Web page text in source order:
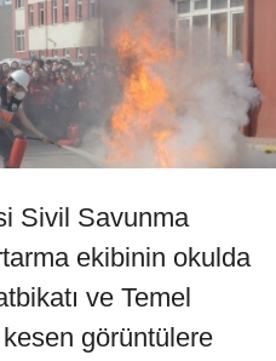
Sivil Savunma
ekibinin okulda
ve Temel
kesen görüntülere